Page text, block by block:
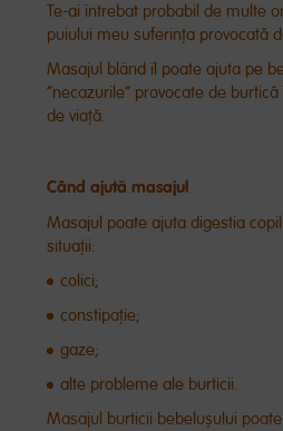
Te-ai întrebat probabil de multe
puiului meu suferința provocată
Masajul blând îl poate ajuta pe
”necazurile” provocate de
de viață.
Când ajută masajul
Masajul poate ajuta digestia
situații:
colici;
constipație;
gaze;
alte probleme ale burticii.
Masajul burticii bebelușului